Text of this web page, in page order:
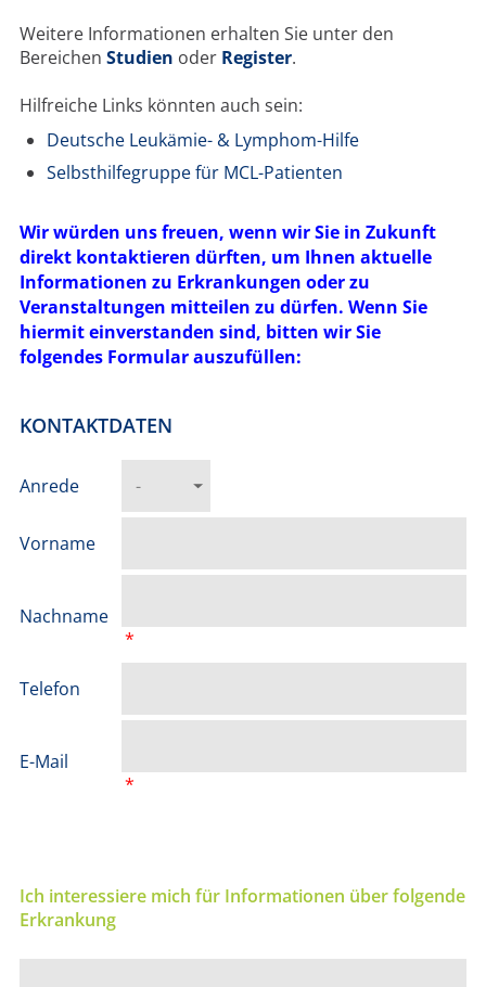
ORGANISATIONEN
SCORES
SPONSOREN
FÖRDERUNG
FELLOWSHIP-
PROGRAMM
MENTEE-PROGRAMM
PREISE
Weitere Informationen erhalten Sie unter den
Bereichen Studien oder Register.
Hilfreiche Links könnten auch sein:
Deutsche Leukämie- & Lymphom-Hilfe
Selbsthilfegruppe für MCL-Patienten
Wir würden uns freuen, wenn wir Sie in Zukunft
direkt kontaktieren dürften, um Ihnen aktuelle
Informationen zu Erkrankungen oder zu
Veranstaltungen mitteilen zu dürfen. Wenn Sie
hiermit einverstanden sind, bitten wir Sie
folgendes Formular auszufüllen:
KONTAKTDATEN
Anrede
Vorname
Nachname
*
Telefon
E-Mail
*
Ich interessiere mich für Informationen über folgende
Erkrankung